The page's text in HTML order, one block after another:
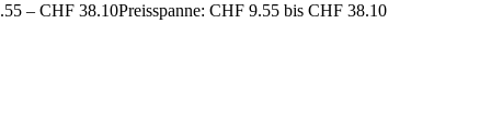
– CHF 38.10Preisspanne: CHF 9.55 bis CHF 38.10